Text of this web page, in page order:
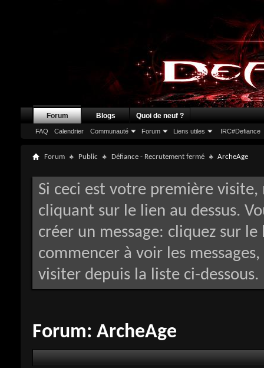
Forum
FAQ Calendrier Communauté Forum Liens utiles IRC#Defiance
Blogs Quoi de neuf ?
Forum Public Défiance - Recrutement fermé ArcheAge
Si ceci est votre première
cliquant sur le lien au dessus.
créer un message: cliquez sur
commencer à voir les
visiter depuis la liste ci-dessous.
Forum: ArcheAge